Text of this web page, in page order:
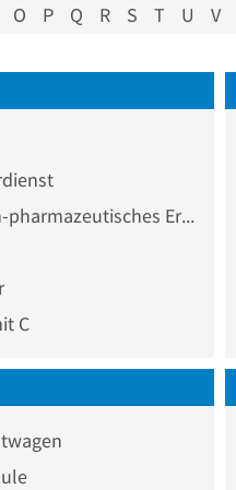
O P Q R S T U V
Chemisch-pharmazeutisches Erzeugnis Großhandel
C